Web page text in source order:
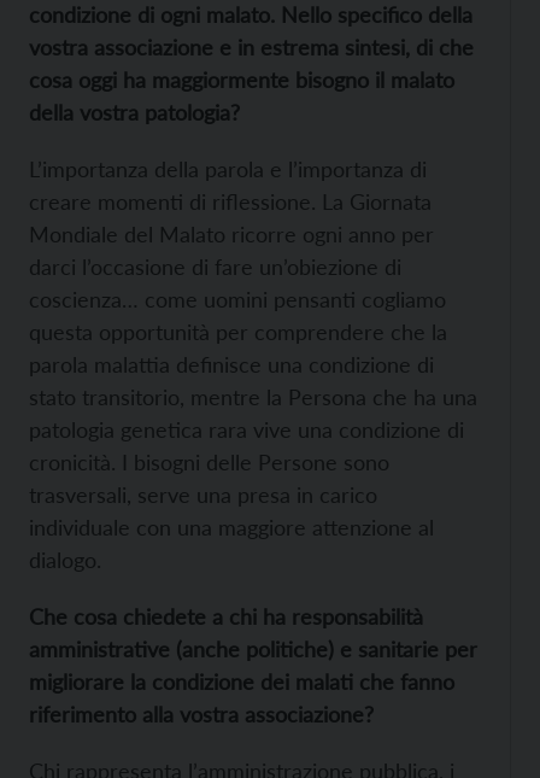
condizione di ogni malato. Nello specifico della
vostra associazione e in estrema sintesi, di che
cosa oggi ha maggiormente bisogno il malato
della vostra patologia?
L’importanza della parola e l’importanza di
creare momenti di riflessione. La Giornata
Mondiale del Malato ricorre ogni anno per
darci l’occasione di fare un’obiezione di
coscienza… come uomini pensanti cogliamo
questa opportunità per comprendere che la
parola malattia definisce una condizione di
stato transitorio, mentre la Persona che ha una
patologia genetica rara vive una condizione di
cronicità. I bisogni delle Persone sono
trasversali, serve una presa in carico
individuale con una maggiore attenzione al
dialogo.
Che cosa chiedete a chi ha responsabilità
amministrative (anche politiche) e sanitarie per
migliorare la condizione dei malati che fanno
riferimento alla vostra associazione?
Chi rappresenta l’amministrazione pubblica, i